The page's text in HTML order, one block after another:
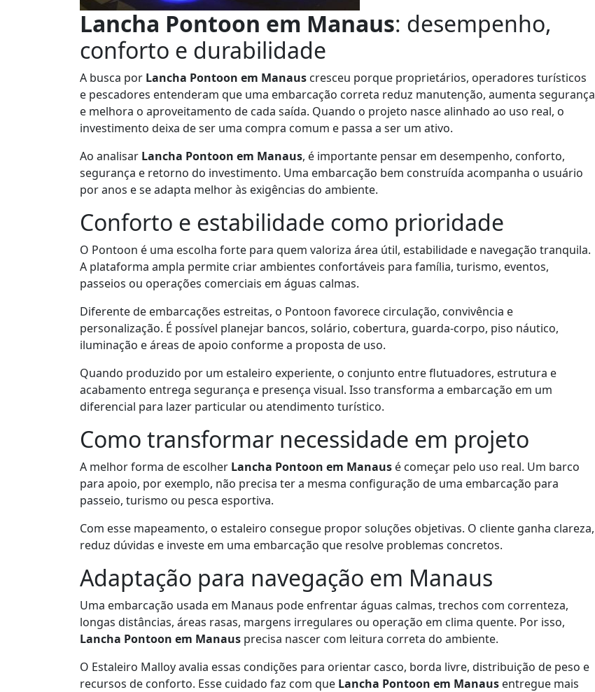
Lancha Pontoon em Manaus: desempenho,
conforto e durabilidade
A busca por Lancha Pontoon em Manaus cresceu porque proprietários, operadores turísticos
e pescadores entenderam que uma embarcação correta reduz manutenção, aumenta segurança
e melhora o aproveitamento de cada saída. Quando o projeto nasce alinhado ao uso real, o
investimento deixa de ser uma compra comum e passa a ser um ativo.
Ao analisar Lancha Pontoon em Manaus, é importante pensar em desempenho, conforto,
segurança e retorno do investimento. Uma embarcação bem construída acompanha o usuário
por anos e se adapta melhor às exigências do ambiente.
Conforto e estabilidade como prioridade
O Pontoon é uma escolha forte para quem valoriza área útil, estabilidade e navegação tranquila.
A plataforma ampla permite criar ambientes confortáveis para família, turismo, eventos,
passeios ou operações comerciais em águas calmas.
Diferente de embarcações estreitas, o Pontoon favorece circulação, convivência e
personalização. É possível planejar bancos, solário, cobertura, guarda-corpo, piso náutico,
iluminação e áreas de apoio conforme a proposta de uso.
Quando produzido por um estaleiro experiente, o conjunto entre flutuadores, estrutura e
acabamento entrega segurança e presença visual. Isso transforma a embarcação em um
diferencial para lazer particular ou atendimento turístico.
Como transformar necessidade em projeto
A melhor forma de escolher Lancha Pontoon em Manaus é começar pelo uso real. Um barco
para apoio, por exemplo, não precisa ter a mesma configuração de uma embarcação para
passeio, turismo ou pesca esportiva.
Com esse mapeamento, o estaleiro consegue propor soluções objetivas. O cliente ganha clareza,
reduz dúvidas e investe em uma embarcação que resolve problemas concretos.
Adaptação para navegação em Manaus
Uma embarcação usada em Manaus pode enfrentar águas calmas, trechos com correnteza,
longas distâncias, áreas rasas, margens irregulares ou operação em clima quente. Por isso,
Lancha Pontoon em Manaus precisa nascer com leitura correta do ambiente.
O Estaleiro Malloy avalia essas condições para orientar casco, borda livre, distribuição de peso e
recursos de conforto. Esse cuidado faz com que Lancha Pontoon em Manaus entregue mais